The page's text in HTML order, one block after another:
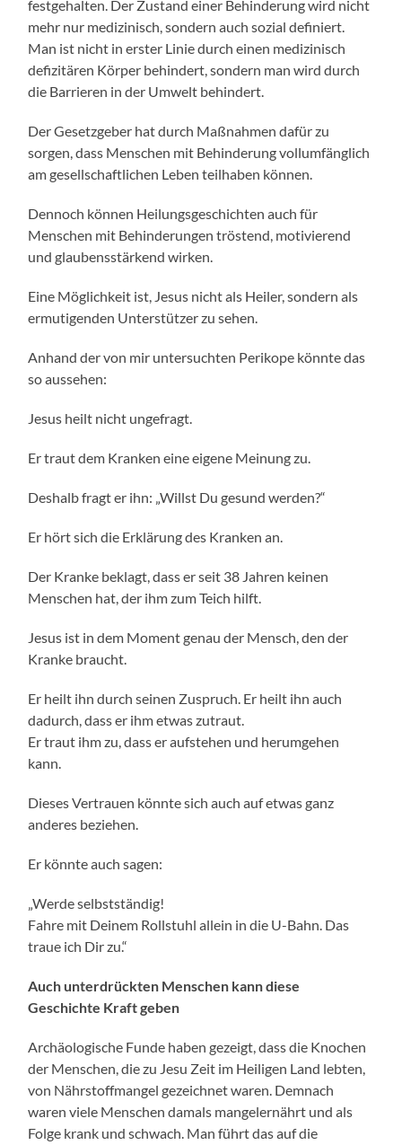
festgehalten. Der Zustand einer Behinderung wird nicht
mehr nur medizinisch, sondern auch sozial definiert.
Man ist nicht in erster Linie durch einen medizinisch
defizitären Körper behindert, sondern man wird durch
die Barrieren in der Umwelt behindert.
Der Gesetzgeber hat durch Maßnahmen dafür zu
sorgen, dass Menschen mit Behinderung vollumfänglich
am gesellschaftlichen Leben teilhaben können.
Dennoch können Heilungsgeschichten auch für
Menschen mit Behinderungen tröstend, motivierend
und glaubensstärkend wirken.
Eine Möglichkeit ist, Jesus nicht als Heiler, sondern als
ermutigenden Unterstützer zu sehen.
Anhand der von mir untersuchten Perikope könnte das
so aussehen:
Jesus heilt nicht ungefragt.
Er traut dem Kranken eine eigene Meinung zu.
Deshalb fragt er ihn: „Willst Du gesund werden?“
Er hört sich die Erklärung des Kranken an.
Der Kranke beklagt, dass er seit 38 Jahren keinen
Menschen hat, der ihm zum Teich hilft.
Jesus ist in dem Moment genau der Mensch, den der
Kranke braucht.
Er heilt ihn durch seinen Zuspruch. Er heilt ihn auch
dadurch, dass er ihm etwas zutraut.
Er traut ihm zu, dass er aufstehen und herumgehen
kann.
Dieses Vertrauen könnte sich auch auf etwas ganz
anderes beziehen.
Er könnte auch sagen:
„Werde selbstständig!
Fahre mit Deinem Rollstuhl allein in die U-Bahn. Das
traue ich Dir zu.“
Auch unterdrückten Menschen kann diese
Geschichte Kraft geben
Archäologische Funde haben gezeigt, dass die Knochen
der Menschen, die zu Jesu Zeit im Heiligen Land lebten,
von Nährstoffmangel gezeichnet waren. Demnach
waren viele Menschen damals mangelernährt und als
Folge krank und schwach. Man führt das auf die